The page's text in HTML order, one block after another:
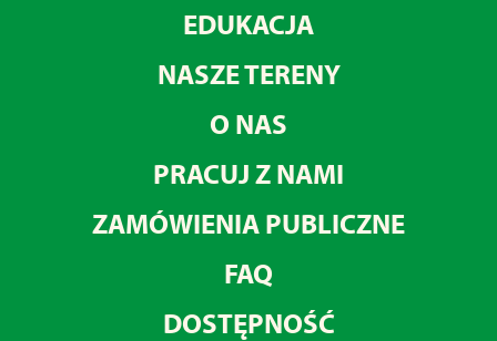
EDUKACJA
NASZE TERENY
O NAS
PRACUJ Z NAMI
ZAMÓWIENIA PUBLICZNE
FAQ
DOSTĘPNOŚĆ